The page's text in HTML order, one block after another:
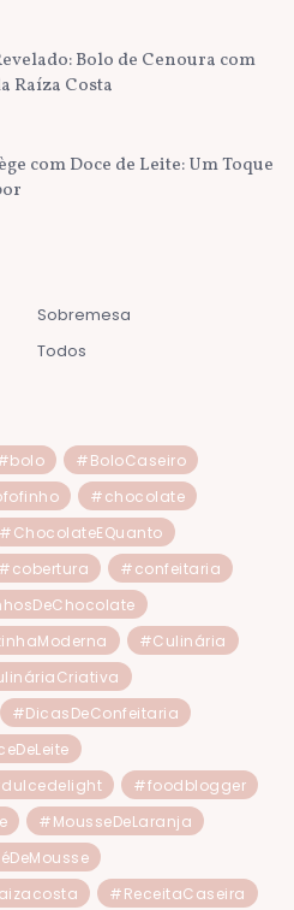
Bolo de Cenoura com
Raíza Costa
com Doce de Leite: Um Toque
Sobremesa
Todos
#BoloCaseiro
#chocolate
#ChocolateEQuanto
#cobertura
#confeitaria
#Culinária
#DicasDeConfeitaria
#foodblogger
#MousseDeLaranja
#ReceitaCaseira